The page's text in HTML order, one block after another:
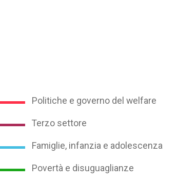
Politiche e governo del welfare
Terzo settore
Famiglie, infanzia e adolescenza
Povertà e disuguaglianze